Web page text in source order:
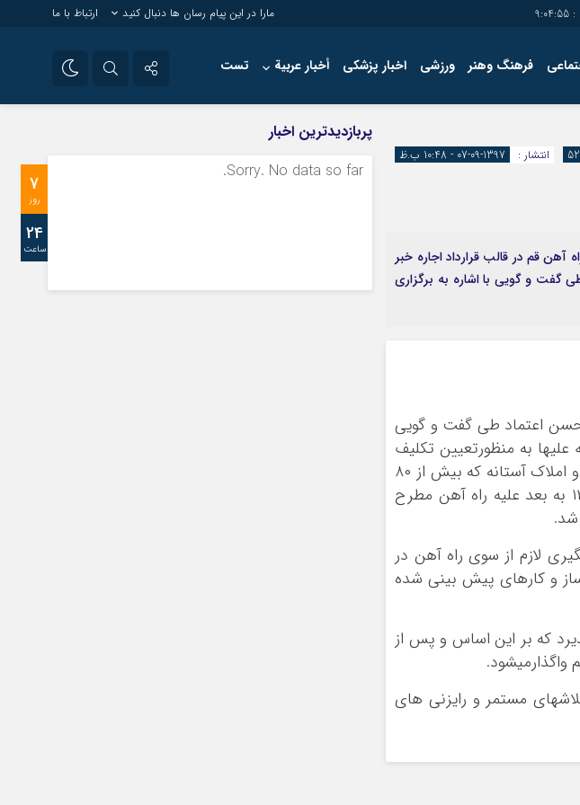
:
9:04:55 مارا در این پیام رسان ها دنبال کنید ارتباط با ما
فرهنگ وهنر ورزشی اخبار پزشکی أخبار عربية تست
انتشار :
1397-09-07 - 10:48 ب.ظ
از اراضی موقوفه آستانه به راه آهن قم در قالب قرارداد اجاره خبر
گفت و گویی با اشاره به برگزاری
اعتماد طی گفت و گویی
به منظورتعیین تکلیف
اراضی و املاک آستانه اظهارکرد: جلسه مذکور به منظور تعیین تکلیف نهایی اراضی و املاک آستانه که بیش از ۸۰
سال در تصرف راه آهن قرار داشت و دعاویی نیز در محاکم قضایی از سالهای ۱۳۸۰ به بعد علیه راه آهن مطرح
شد.
لازم از سوی راه آهن در
و کارهای پیش بینی شده
که بر این اساس و پس از
مستمر و رایزنی های
پربازدیدترین اخبار
7
روز
24
ساعت
Sorry. No data so far.